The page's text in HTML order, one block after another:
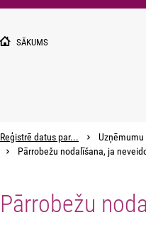
SĀKUMS
Reģistrē datus par...
Pārrobežu nodalīšana, ja
Pārrobežu